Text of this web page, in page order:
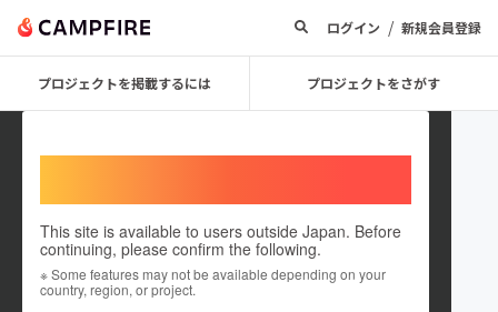
ログイン / 新規会員登録
プロジェクトを掲載するには プロジェクトをさがす
This site is available to users outside Japan. Before
continuing, please confirm the following.
※ Some features may not be available depending on your
country, region, or project.
seira10969